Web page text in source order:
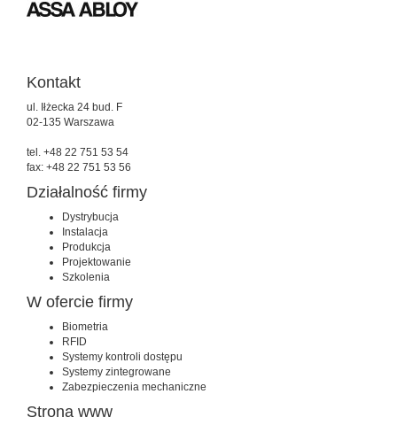
Kontakt
ul. Iłżecka 24 bud. F
02-135 Warszawa
tel. +48 22 751 53 54
fax: +48 22 751 53 56
Działalność firmy
Dystrybucja
Instalacja
Produkcja
Projektowanie
Szkolenia
W ofercie firmy
Biometria
RFID
Systemy kontroli dostępu
Systemy zintegrowane
Zabezpieczenia mechaniczne
Strona www